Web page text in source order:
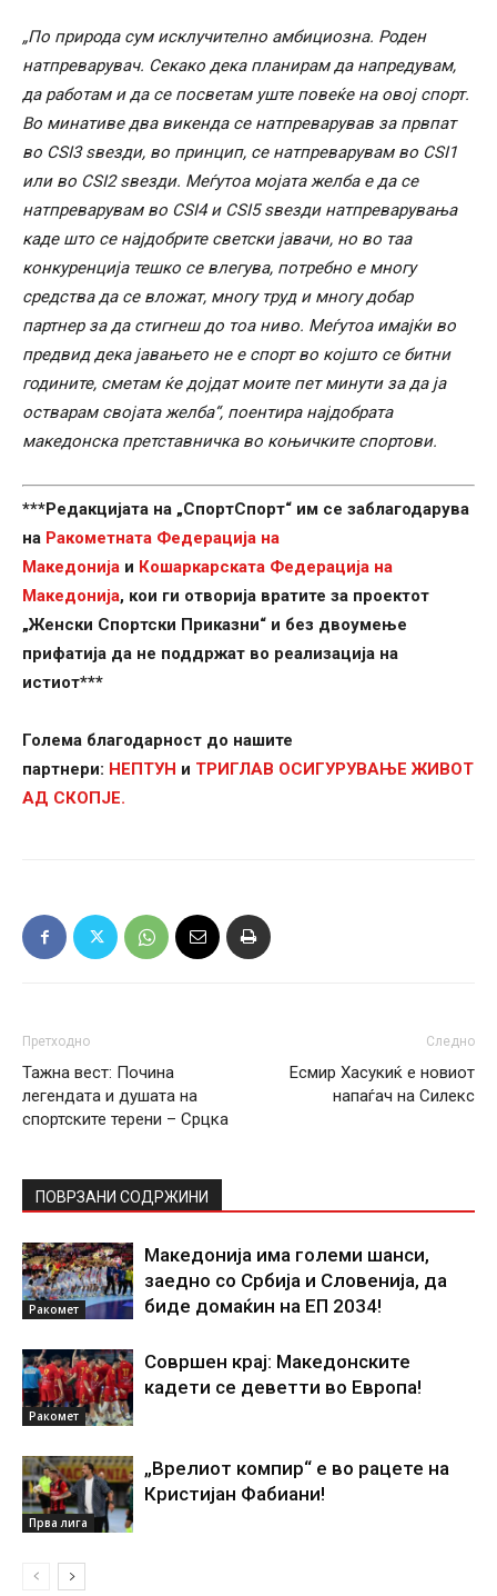
„По природа сум исклучително амбициозна. Роден
натпреварувач. Секако дека планирам да напредувам,
да работам и да се посветам уште повеќе на овој спорт.
Во минативе два викенда се натпреварував за првпат
во CSI3 ѕвезди, во принцип, се натпреварувам во CSI1
или во CSI2 ѕвезди. Меѓутоа мојата желба е да се
натпреварувам во CSI4 и CSI5 ѕвезди натпреварувања
каде што се најдобрите светски јавачи, но во таа
конкуренција тешко се влегува, потребно е многу
средства да се вложат, многу труд и многу добар
партнер за да стигнеш до тоа ниво. Меѓутоа имајќи во
предвид дека јавањето не е спорт во којшто се битни
годините, сметам ќе дојдат моите пет минути за да ја
остварам својата желба“, поентира најдобрата
македонска претставничка во коњичките спортови.
***Редакцијата на „СпортСпорт“ им се заблагодарува
на Ракометната Федерација на
Македонија и Кошаркарската Федерација на
Македонија, кои ги отворија вратите за проектот
„Женски Спортски Приказни“ и без двоумење
прифатија да не поддржат во реализација на
истиот***
Голема благодарност до нашите
партнери: НЕПТУН и ТРИГЛАВ ОСИГУРУВАЊЕ ЖИВОТ
АД СКОПЈЕ.
Претходно
Тажна вест: Почина
легендата и душата на
спортските терени – Срцка
Следно
Есмир Хасукиќ е новиот
напаѓач на Силекс
ПОВРЗАНИ СОДРЖИНИ
Ракомет
Македонија има големи шанси,
заедно со Србија и Словенија, да
биде домаќин на ЕП 2034!
Ракомет
Совршен крај: Македонските
кадети се деветти во Европа!
Прва лига
„Врелиот компир“ е во рацете на
Кристијан Фабиани!